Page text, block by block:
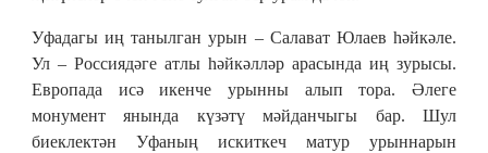
Уфадагы иң танылган урын – Салават Юлаев һәйкәле.
Ул – Россиядәге атлы һәйкәлләр арасында иң зурысы.
Европада исә икенче урынны алып тора. Әлеге
монумент янында күзәтү мәйданчыгы бар. Шул
биеклектән Уфаның искиткеч матур урыннарын